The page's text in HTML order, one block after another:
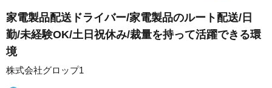
家電製品配送ドライバー/家電製品のルート配送/日
勤/未経験OK/土日祝休み/裁量を持って活躍できる環
境
株式会社グロップ1